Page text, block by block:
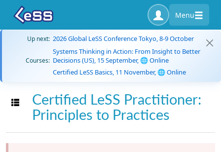
Menu
Up next: 2026 Global LeSS Conference Tokyo, 8-9 October
Courses:
Systems Thinking in Action: From Insight to Better
Decisions (US), 15 September, 🌐 Online
Certified LeSS Basics, 11 November, 🌐 Online
Toggle navigation
Certified LeSS Practitioner:
Principles to Practices